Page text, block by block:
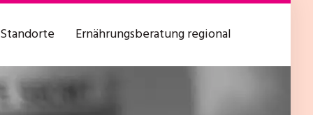
Standorte Ernährungsberatung regional